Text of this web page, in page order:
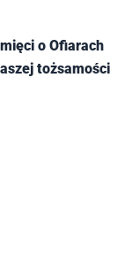
o Ofiarach
tożsamości